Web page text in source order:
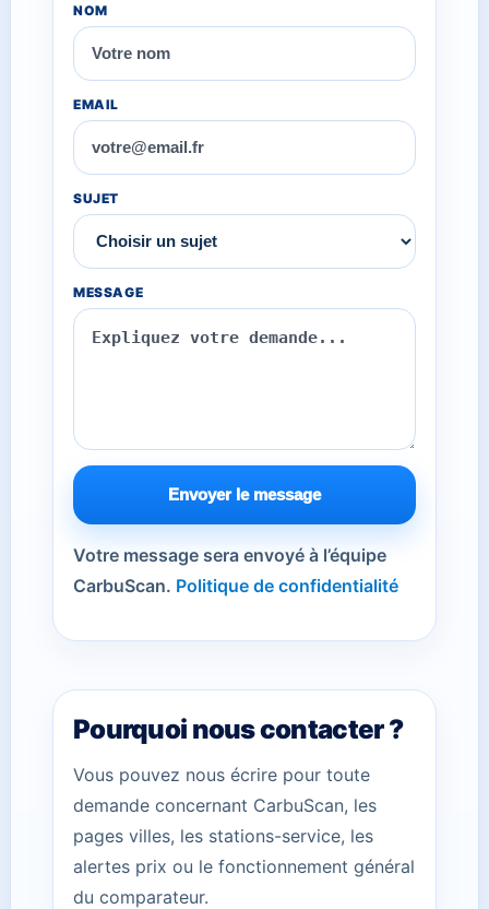
NOM
EMAIL
SUJET
MESSAGE
Envoyer le message
Votre message sera envoyé à l’équipe
CarbuScan. Politique de confidentialité
Pourquoi nous contacter ?
Vous pouvez nous écrire pour toute
demande concernant CarbuScan, les
pages villes, les stations-service, les
alertes prix ou le fonctionnement général
du comparateur.